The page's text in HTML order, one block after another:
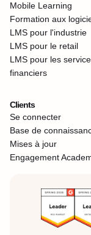
Mobile Learning
Formation aux
LMS pour l'industrie
LMS pour le retail
LMS pour les
financiers
Clients
Se connecter
Base de
Mises à jour
Engagement